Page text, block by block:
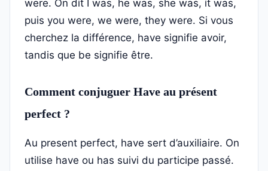
were. On dit I was, he was, she was, it was,
puis you were, we were, they were. Si vous
cherchez la différence, have signifie avoir,
tandis que be signifie être.
Comment conjuguer Have au présent
perfect ?
Au present perfect, have sert d’auxiliaire. On
utilise have ou has suivi du participe passé.